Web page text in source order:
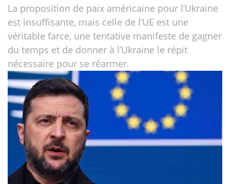
La proposition de paix américaine pour l’Ukraine
est insuffisante, mais celle de l’UE est une
véritable farce, une tentative manifeste de gagner
du temps et de donner à l’Ukraine le répit
nécessaire pour se réarmer.